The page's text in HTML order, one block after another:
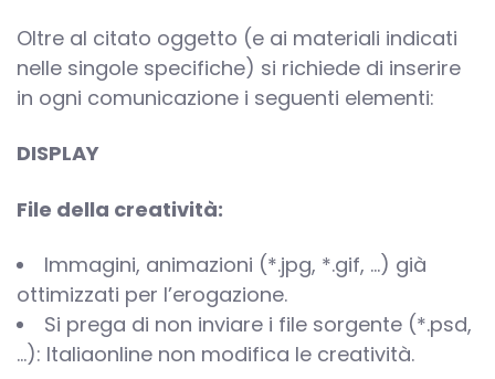
Oltre al citato oggetto (e ai materiali indicati
nelle singole specifiche) si richiede di inserire
in ogni comunicazione i seguenti elementi:
DISPLAY
File della creatività:
Immagini, animazioni (*.jpg, *.gif, …) già
ottimizzati per l’erogazione.
Si prega di non inviare i file sorgente (*.psd,
…): Italiaonline non modifica le creatività.